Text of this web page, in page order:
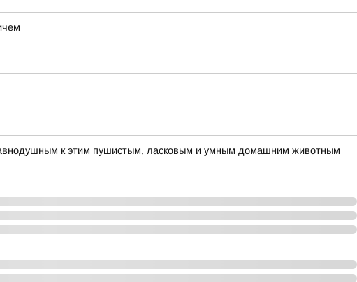
к этим пушистым, ласковым и умным домашним животным